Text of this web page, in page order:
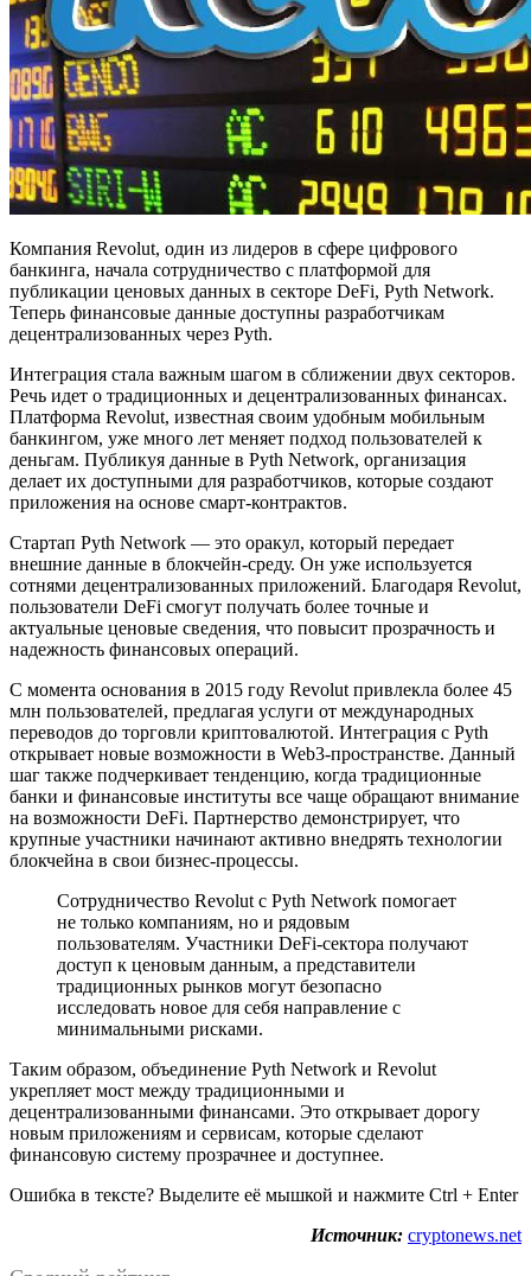
Компания Revolut, один из лидеров в сфере цифрового
банкинга, начала сотрудничество с платформой для
публикации ценовых данных в секторе DeFi, Pyth Network.
Теперь финансовые данные доступны разработчикам
децентрализованных через Pyth.
Интеграция стала важным шагом в сближении двух секторов.
Речь идет о традиционных и децентрализованных финансах.
Платформа Revolut, известная своим удобным мобильным
банкингом, уже много лет меняет подход пользователей к
деньгам. Публикуя данные в Pyth Network, организация
делает их доступными для разработчиков, которые создают
приложения на основе смарт-контрактов.
Стартап Pyth Network — это оракул, который передает
внешние данные в блокчейн-среду. Он уже используется
сотнями децентрализованных приложений. Благодаря Revolut,
пользователи DeFi смогут получать более точные и
актуальные ценовые сведения, что повысит прозрачность и
надежность финансовых операций.
С момента основания в 2015 году Revolut привлекла более 45
млн пользователей, предлагая услуги от международных
переводов до торговли криптовалютой. Интеграция с Pyth
открывает новые возможности в Web3-пространстве. Данный
шаг также подчеркивает тенденцию, когда традиционные
банки и финансовые институты все чаще обращают внимание
на возможности DeFi. Партнерство демонстрирует, что
крупные участники начинают активно внедрять технологии
блокчейна в свои бизнес-процессы.
Сотрудничество Revolut с Pyth Network помогает
не только компаниям, но и рядовым
пользователям. Участники DeFi-сектора получают
доступ к ценовым данным, а представители
традиционных рынков могут безопасно
исследовать новое для себя направление с
минимальными рисками.
Таким образом, объединение Pyth Network и Revolut
укрепляет мост между традиционными и
децентрализованными финансами. Это открывает дорогу
новым приложениям и сервисам, которые сделают
финансовую систему прозрачнее и доступнее.
Ошибка в тексте? Выделите её мышкой и нажмите Ctrl + Enter
Источник: cryptonews.net